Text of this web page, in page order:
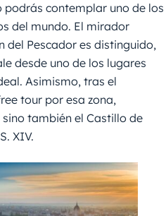
podrás contemplar uno de los
del mundo. El mirador
del Pescador es distinguido,
desde uno de los lugares
Asimismo, tras el
tour por esa zona,
también el Castillo de
XIV.